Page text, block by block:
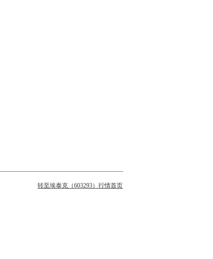
转至埃泰克（603293）行情首页